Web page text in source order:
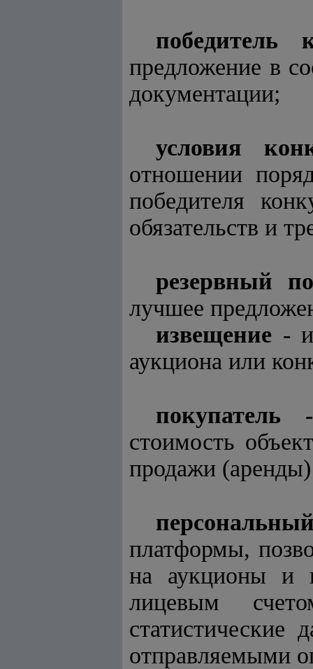
победитель
предложение в
документации;
условия
отношении
победителя
обязательств и
резервный
лучшее
извещение -
аукциона или
стоимость
продажи
платформы,
на аукционы и
лицевым
статистические
отправляемыми